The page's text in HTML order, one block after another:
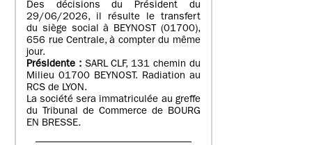
Des décisions du Président du
29/06/2026, il résulte le transfert
du siège social à BEYNOST (01700),
656 rue Centrale, à compter du même
jour.
Présidente :SARL CLF, 131 chemin du
Milieu 01700 BEYNOST. Radiation au
RCS de LYON.
La société sera immatriculée au greffe
du Tribunal de Commerce de BOURG
EN BRESSE.